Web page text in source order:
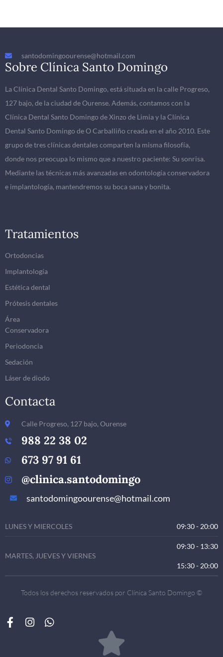
santodomingoourense@hotmail.com
Sobre Clínica Santo Domingo
La Clínica Dental Santo Domingo, está situada en la calle Progreso,
127 bajo, de la ciudad de Ourense. Además, contamos con la
Clínica Dental Santo Domingo de Xinzo de Limia y la Clínica
Dental Santo Domingo de O Carballiño creada en el año 2010. Este
grupo de tres clínicas dentales comparten la misma filosofía,
donde nos preocupa lo mismo que a nuestro paciente: Su sonrisa.
Mediante las técnicas más avanzadas en odontología conservadora
e implantología, mantendremos su boca sana y bonita.
Tratamientos
Ortodoncias
Implantología
Estética dental
Prótesis dentales
Área
Conservadora
Periodoncia
Sedación
Láser de diodo
Contacta
Calle Progreso, 127 bajo, Ourense
988 22 38 02
673 97 91 61
@clinica.santodomingo
santodomingoourense@hotmail.com
LUNES Y MIERCOLES 09:30 - 20:00
MARTES, JUEVES Y VIERNES
09:30 - 13:30
15:30 - 20:00
Todos los derechos reservados por Clínica Santo Domingo ©